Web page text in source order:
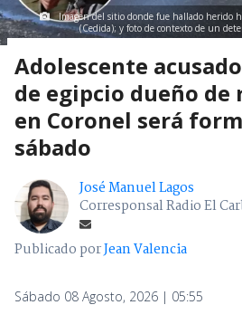
Imagen del sitio donde fue hallado herido
(Cedida); y foto de contexto de un
Adolescente
de egipcio dueño
en Coronel será
sábado
José Manuel Lagos
Corresponsal Radio El
Publicado porJean Valencia
Sábado 08 Agosto, 2026 | 05:55